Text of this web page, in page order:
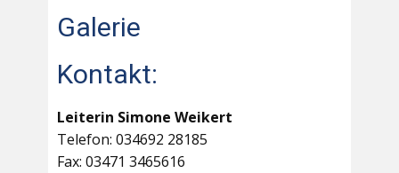
Galerie
Kontakt:
Leiterin Simone Weikert
Telefon: 034692 28185
Fax: 03471 3465616